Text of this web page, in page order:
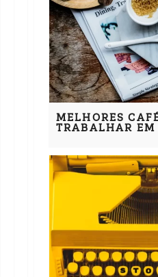
MELHORES
TRABALHAR EM